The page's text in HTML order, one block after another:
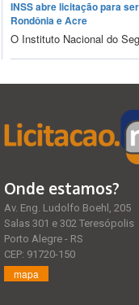
INSS abre licitação para
Rondônia e Acre
O Instituto Nacional do
Onde estamos?
Av. Eng. Ludolfo Boehl, 205
Salas 301 e 302 Teresópolis
Porto Alegre - RS
CEP: 91720-150
mapa